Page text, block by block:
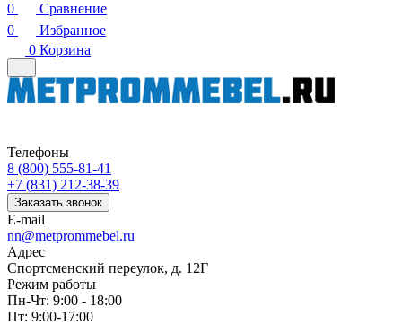
0
Сравнение
0
Избранное
0 Корзина
Телефоны
8 (800) 555-81-41
+7 (831) 212-38-39
Заказать звонок
E-mail
nn@metprommebel.ru
Адрес
Спортсменский переулок, д. 12Г
Режим работы
Пн-Чт: 9:00 - 18:00
Пт: 9:00-17:00